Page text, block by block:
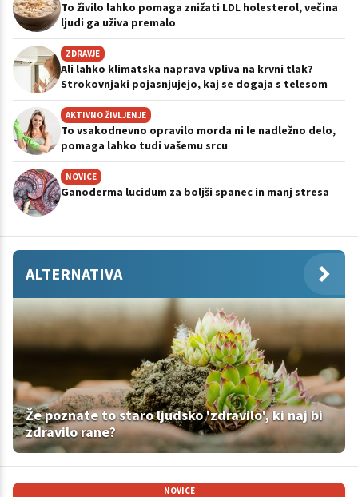
To živilo lahko pomaga znižati LDL holesterol, večina
ljudi ga uživa premalo
ZDRAVJE
Ali lahko klimatska naprava vpliva na krvni tlak?
Strokovnjaki pojasnjujejo, kaj se dogaja s telesom
AKTIVNO ŽIVLJENJE
To vsakodnevno opravilo morda ni le nadležno delo,
pomaga lahko tudi vašemu srcu
NOVICE
Ganoderma lucidum za boljši spanec in manj stresa
ALTERNATIVA
Že poznate to staro ljudsko 'zdravilo', ki naj bi
zdravilo rane?
NOVICE